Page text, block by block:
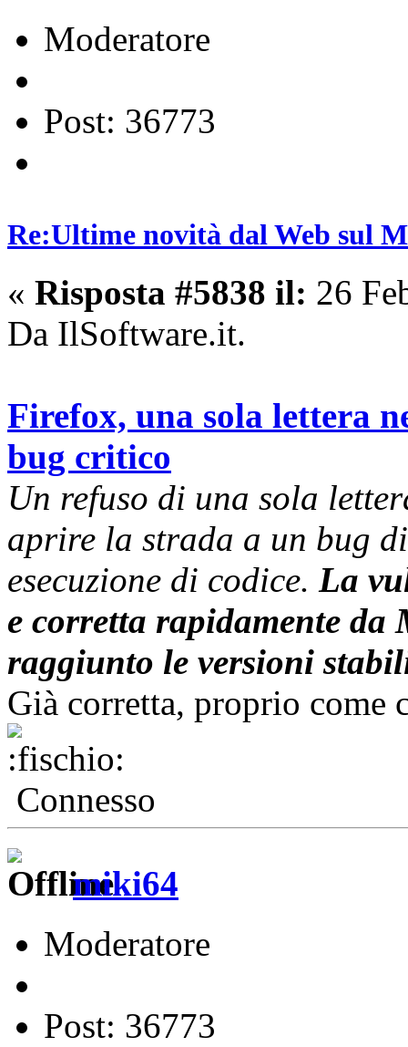
Moderatore
Post: 36773
Re:Ultime novità dal Web sul
« Risposta #5838 il: 26
Da IlSoftware.it.
Firefox, una sola lettera
bug critico
Un refuso di una sola
aprire la strada a un bug
esecuzione di codice. La
e corretta rapidamente
raggiunto le versioni
Già corretta, proprio come
Connesso
miki64
Moderatore
Post: 36773